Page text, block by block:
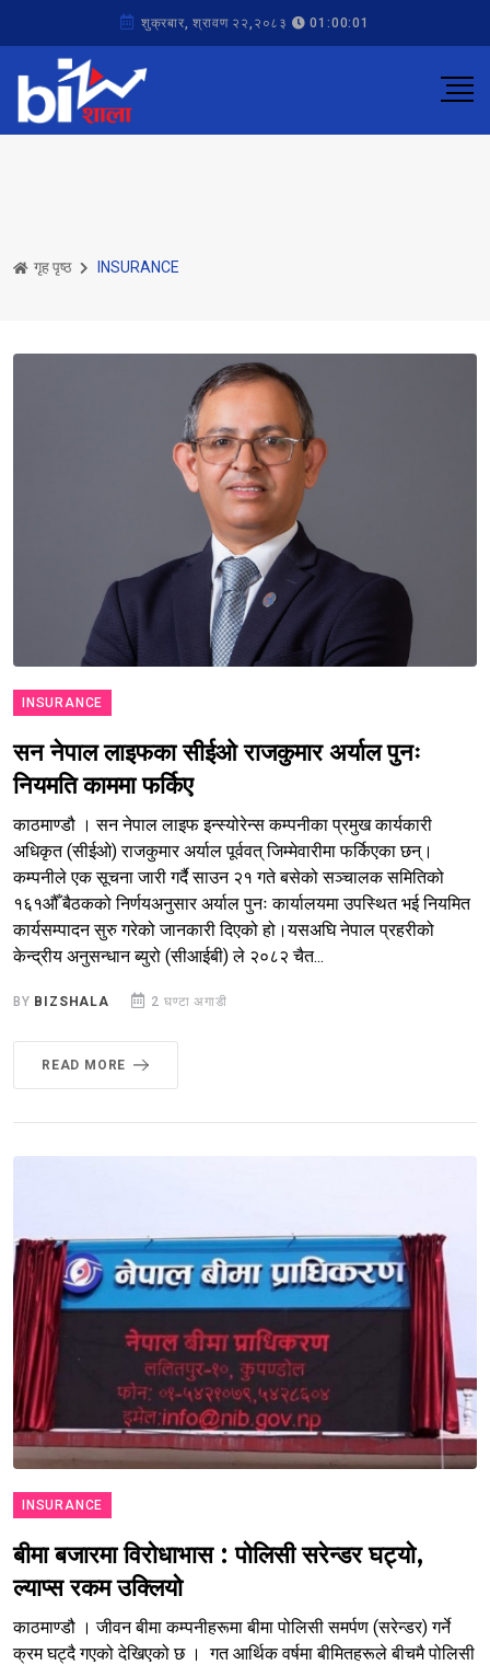
शुक्रबार, श्रावण २२,२०८३ 01:00:01
गृह पृष्ठ INSURANCE
INSURANCE
सन नेपाल लाइफका सीईओ राजकुमार अर्याल पुनः
नियमति काममा फर्किए
काठमाण्डौ । सन नेपाल लाइफ इन्स्योरेन्स कम्पनीका प्रमुख कार्यकारी
अधिकृत (सीईओ) राजकुमार अर्याल पूर्ववत् जिम्मेवारीमा फर्किएका छन्।
कम्पनीले एक सूचना जारी गर्दै साउन २१ गते बसेको सञ्चालक समितिको
१६१औँ बैठकको निर्णयअनुसार अर्याल पुनः कार्यालयमा उपस्थित भई नियमित
कार्यसम्पादन सुरु गरेको जानकारी दिएको हो।यसअघि नेपाल प्रहरीको
केन्द्रीय अनुसन्धान ब्युरो (सीआईबी) ले २०८२ चैत...
BY BIZSHALA 2 घण्टा अगाडी
READ MORE
INSURANCE
बीमा बजारमा विरोधाभास : पोलिसी सरेन्डर घट्यो,
ल्याप्स रकम उक्लियो
काठमाण्डौ । जीवन बीमा कम्पनीहरूमा बीमा पोलिसी समर्पण (सरेन्डर) गर्ने
क्रम घट्दै गएको देखिएको छ । गत आर्थिक वर्षमा बीमितहरूले बीचमै पोलिसी